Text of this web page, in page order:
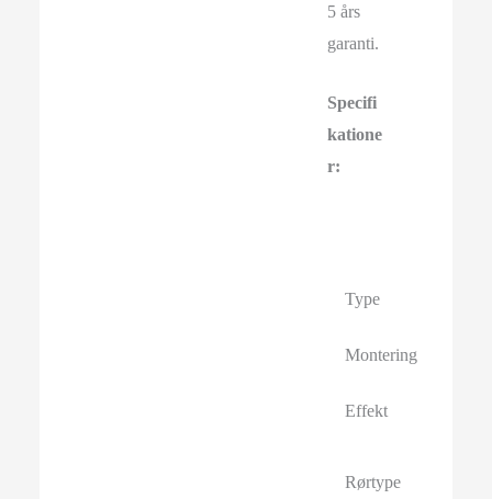
5 års
garanti.
Specifi
katione
r:
Type
Montering
Effekt
Rørtype